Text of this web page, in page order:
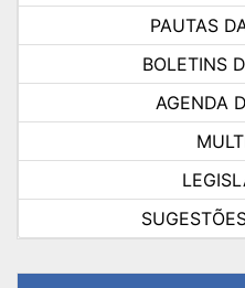
PAUTAS
BOLETINS
AGENDA